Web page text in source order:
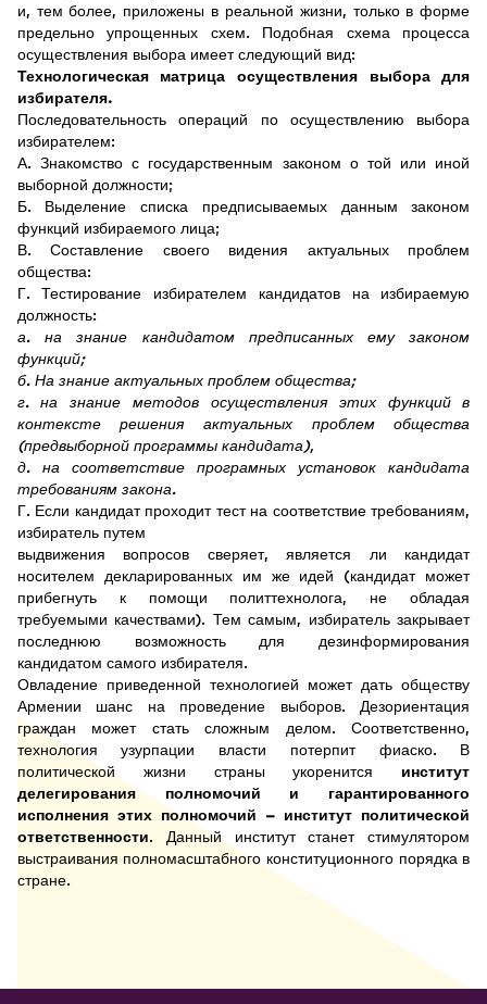
и, тем более, приложены в реальной жизни, только в форме
предельно упрощенных схем. Подобная схема процесса
осуществления выбора имеет следующий вид:
Технологическая матрица осуществления выбора для
избирателя.
Последовательность операций по осуществлению выбора
избирателем:
А. Знакомство с государственным законом о той или иной
выборной должности;
Б. Выделение списка предписываемых данным законом
функций избираемого лица;
В. Составление своего видения актуальных проблем
общества:
Г. Тестирование избирателем кандидатов на избираемую
должность:
а. на знание кандидатом предписанных ему законом
функций;
б. На знание актуальных проблем общества;
г. на знание методов осуществления этих функций в
контексте решения актуальных проблем общества
(предвыборной программы кандидата),
д. на соответствие програмных установок кандидата
требованиям закона.
Г. Если кандидат проходит тест на соответствие требованиям,
избиратель путем
выдвижения вопросов сверяет, является ли кандидат
носителем декларированных им же идей (кандидат может
прибегнуть к помощи политтехнолога, не обладая
требуемыми качествами). Тем самым, избиратель закрывает
последнюю возможность для дезинформирования
кандидатом самого избирателя.
Овладение приведенной технологией может дать обществу
Армении шанс на проведение выборов. Дезориентация
граждан может стать сложным делом. Соответственно,
технология узурпации власти потерпит фиаско. В
политической жизни страны укоренится институт
делегирования полномочий и гарантированного
исполнения этих полномочий – институт политической
ответственности. Данный институт станет стимулятором
выстраивания полномасштабного конституционного порядка в
стране.